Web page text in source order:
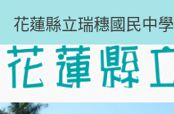
花蓮縣立瑞穗國民中學